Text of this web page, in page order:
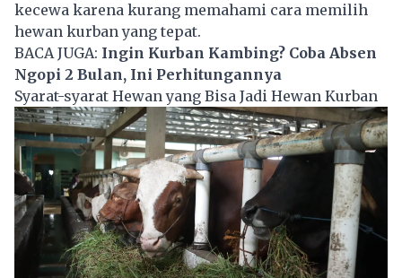
kecewa karena kurang memahami cara memilih
hewan kurban yang tepat.
BACA JUGA: Ingin Kurban Kambing? Coba Absen
Ngopi 2 Bulan, Ini Perhitungannya
Syarat-syarat Hewan yang Bisa Jadi Hewan Kurban